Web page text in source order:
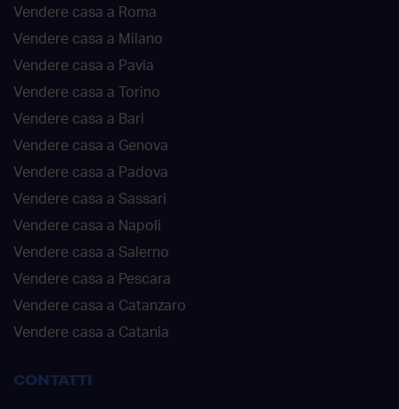
Vendere casa a Roma
Vendere casa a Milano
Vendere casa a Pavia
Vendere casa a Torino
Vendere casa a Bari
Vendere casa a Genova
Vendere casa a Padova
Vendere casa a Sassari
Vendere casa a Napoli
Vendere casa a Salerno
Vendere casa a Pescara
Vendere casa a Catanzaro
Vendere casa a Catania
CONTATTI